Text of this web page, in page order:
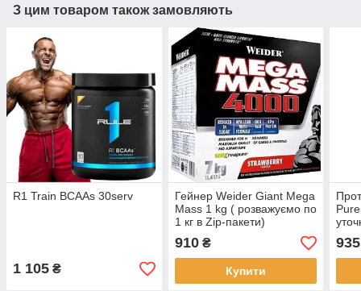
З цим товаром також замовляють
R1 Train BCAAs 30serv
1 105 ₴
Гейнер Weider Giant Mega
Mass 1 kg ( розважуємо по
1 кг в Zip-пакети)
910₴
Купити
935